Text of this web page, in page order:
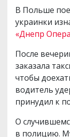
В Польше
украинки
«Днепр
После
заказала
чтобы
водитель
принудил к
О
в полицию.